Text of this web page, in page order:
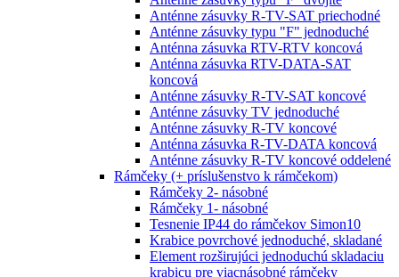
Anténne zásuvky R-TV-SAT priechodné
Anténne zásuvky typu "F" jednoduché
Anténna zásuvka RTV-RTV koncová
Anténna zásuvka RTV-DATA-SAT
koncová
Anténne zásuvky R-TV-SAT koncové
Anténne zásuvky TV jednoduché
Anténne zásuvky R-TV koncové
Anténna zásuvka R-TV-DATA koncová
Anténne zásuvky R-TV koncové oddelené
Rámčeky (+ príslušenstvo k rámčekom)
Rámčeky 2- násobné
Rámčeky 1- násobné
Tesnenie IP44 do rámčekov Simon10
Krabice povrchové jednoduché, skladané
Element rozširujúci jednoduchú skladaciu
krabicu pre viacnásobné rámčeky